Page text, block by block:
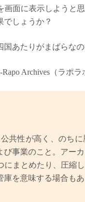
面に表示しようと
でしょうか？
あたりがまばらな
Archives（ラポ
共性が高く、のち
び事業のこと。アー
まとめたり、圧縮
を意味する場合もあ